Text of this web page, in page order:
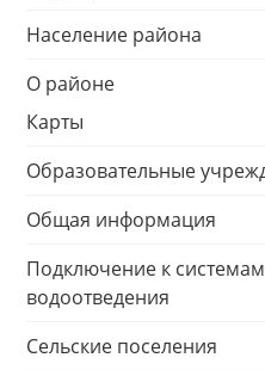
Население района
О районе
Карты
Образовательные
Общая информация
Подключение к
водоотведения
Сельские поселения